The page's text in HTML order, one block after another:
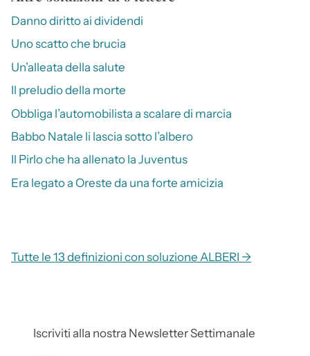
Danno diritto ai dividendi
Uno scatto che brucia
Un’alleata della salute
Il preludio della morte
Obbliga l’automobilista a scalare di marcia
Babbo Natale li lascia sotto l’albero
Il Pirlo che ha allenato la Juventus
Era legato a Oreste da una forte amicizia
Tutte le 13 definizioni con soluzione ALBERI →
Iscriviti alla nostra Newsletter Settimanale